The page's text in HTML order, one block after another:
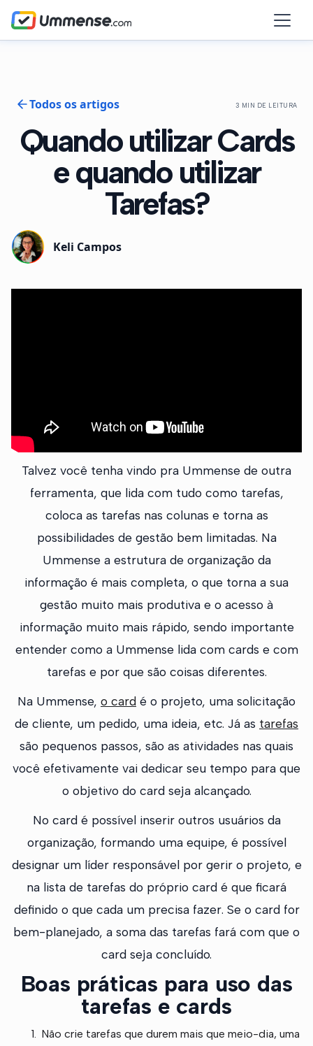
Todos os artigos 3 MIN DE LEITURA
Quando utilizar Cards
e quando utilizar
Tarefas?
Keli Campos
Talvez você tenha vindo pra Ummense de outra
ferramenta, que lida com tudo como tarefas,
coloca as tarefas nas colunas e torna as
possibilidades de gestão bem limitadas. Na
Ummense a estrutura de organização da
informação é mais completa, o que torna a sua
gestão muito mais produtiva e o acesso à
informação muito mais rápido, sendo importante
entender como a Ummense lida com cards e com
tarefas e por que são coisas diferentes.
Na Ummense, o card é o projeto, uma solicitação
de cliente, um pedido, uma ideia, etc. Já as tarefas
são pequenos passos, são as atividades nas quais
você efetivamente vai dedicar seu tempo para que
o objetivo do card seja alcançado.
No card é possível inserir outros usuários da
organização, formando uma equipe, é possível
designar um líder responsável por gerir o projeto, e
na lista de tarefas do próprio card é que ficará
definido o que cada um precisa fazer. Se o card for
bem-planejado, a soma das tarefas fará com que o
card seja concluído.
Boas práticas para uso das
tarefas e cards
Não crie tarefas que durem mais que meio-dia, uma